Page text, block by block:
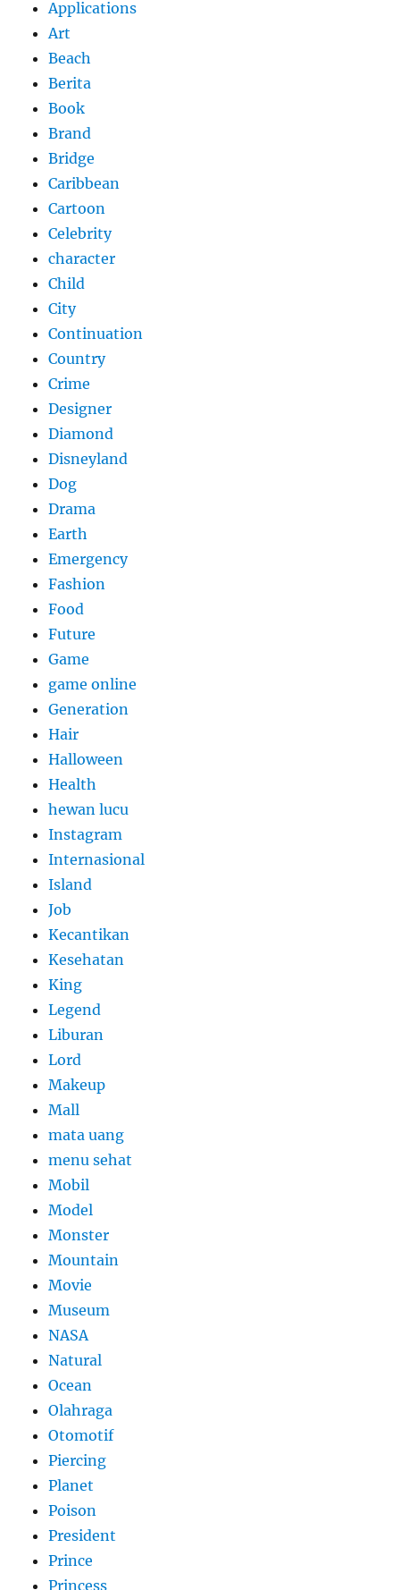
Applications
Art
Beach
Berita
Book
Brand
Bridge
Caribbean
Cartoon
Celebrity
character
Child
City
Continuation
Country
Crime
Designer
Diamond
Disneyland
Dog
Drama
Earth
Emergency
Fashion
Food
Future
Game
game online
Generation
Hair
Halloween
Health
hewan lucu
Instagram
Internasional
Island
Job
Kecantikan
Kesehatan
King
Legend
Liburan
Lord
Makeup
Mall
mata uang
menu sehat
Mobil
Model
Monster
Mountain
Movie
Museum
NASA
Natural
Ocean
Olahraga
Otomotif
Piercing
Planet
Poison
President
Prince
Princess